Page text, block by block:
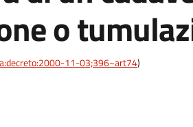
o
11-03;396~art74)